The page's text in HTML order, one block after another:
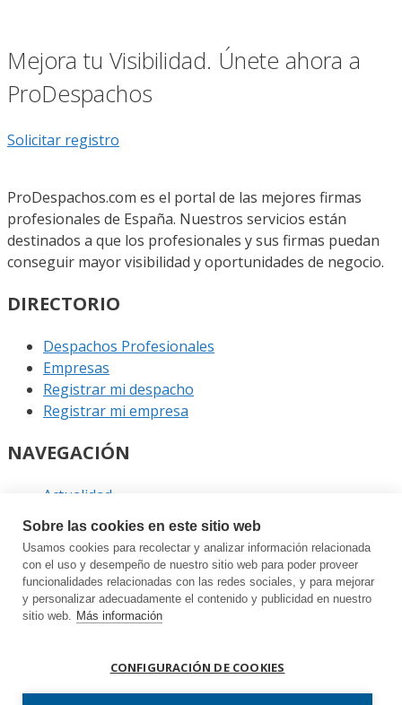
Mejora tu Visibilidad. Únete ahora a
ProDespachos
Solicitar registro
ProDespachos.com es el portal de las mejores firmas
profesionales de España. Nuestros servicios están
destinados a que los profesionales y sus firmas puedan
conseguir mayor visibilidad y oportunidades de negocio.
DIRECTORIO
Despachos Profesionales
Empresas
Registrar mi despacho
Registrar mi empresa
NAVEGACIÓN
Actualidad
Podcast
Entrevistas
Eventos
ENLACES
Política de privacidad
Sobre las cookies en este sitio web
Usamos cookies para recolectar y analizar información relacionada
con el uso y desempeño de nuestro sitio web para poder proveer
funcionalidades relacionadas con las redes sociales, y para mejorar
y personalizar adecuadamente el contenido y publicidad en nuestro
sitio web. Más información
CONFIGURACIÓN DE COOKIES